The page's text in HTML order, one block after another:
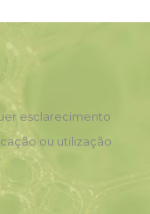
esclarecimento
ou utilização